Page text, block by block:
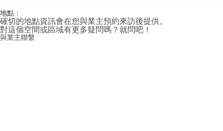
地點：
確切的地點資訊會在您與業主預約來訪後提供。
對這個空間或區域有更多疑問嗎？就問吧！
與業主聯繫